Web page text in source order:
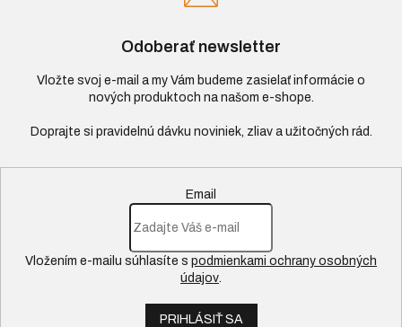
Odoberať newsletter
Vložte svoj e-mail a my Vám budeme zasielať informácie o
nových produktoch na našom e-shope.
Email
Vložením e-mailu súhlasíte s podmienkami ochrany osobných
údajov.
PRIHLÁSIŤ SA